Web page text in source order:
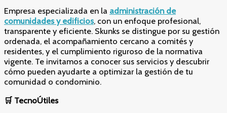
Empresa especializada en la administración de
comunidades y edificios, con un enfoque profesional,
transparente y eficiente. Skunks se distingue por su gestión
ordenada, el acompañamiento cercano a comités y
residentes, y el cumplimiento riguroso de la normativa
vigente. Te invitamos a conocer sus servicios y descubrir
cómo pueden ayudarte a optimizar la gestión de tu
comunidad o condominio.
🛒 TecnoÚtiles